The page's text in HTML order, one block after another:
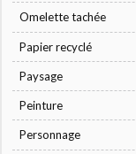
Omelette tachée
Papier recyclé
Paysage
Peinture
Personnage